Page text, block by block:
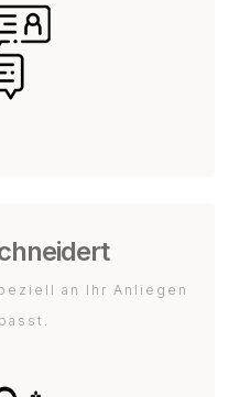
an Ihr Anliegen